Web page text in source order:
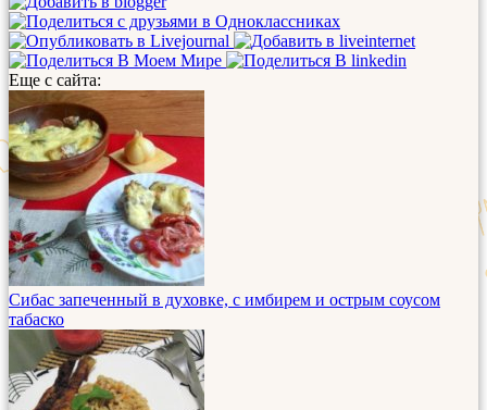
Еще с сайта:
Сибас запеченный в духовке, с имбирем и острым соусом
табаско